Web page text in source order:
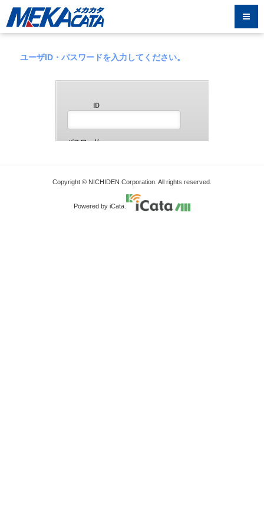
ユーザID・パスワードを入力してください。
Copyright © NICHIDEN Corporation. All rights reserved.
Powered by iCata.